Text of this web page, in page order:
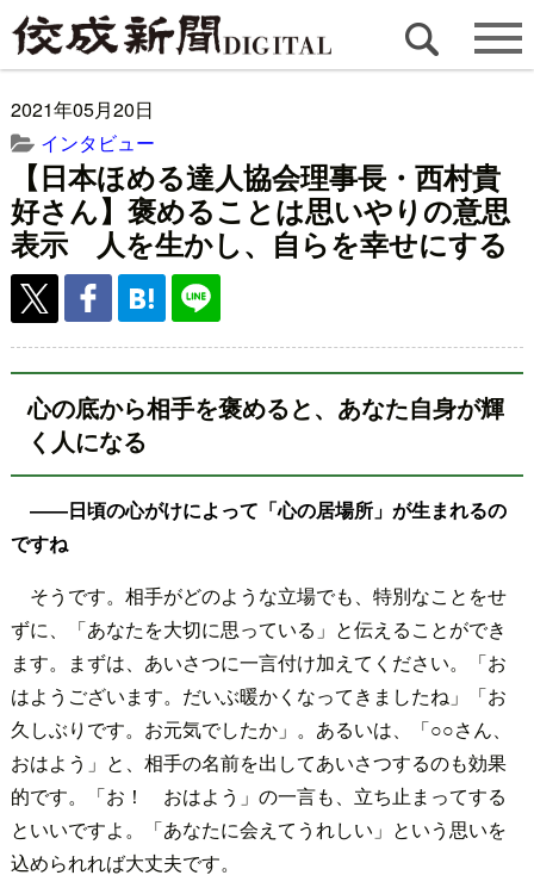
2021年05月20日
インタビュー
【日本ほめる達人協会理事長・西村貴
好さん】褒めることは思いやりの意思
表示 人を生かし、自らを幸せにする
心の底から相手を褒めると、あなた自身が輝
く人になる
――日頃の心がけによって「心の居場所」が生まれるの
ですね
そうです。相手がどのような立場でも、特別なことをせ
ずに、「あなたを大切に思っている」と伝えることができ
ます。まずは、あいさつに一言付け加えてください。「お
はようございます。だいぶ暖かくなってきましたね」「お
久しぶりです。お元気でしたか」。あるいは、「○○さん、
おはよう」と、相手の名前を出してあいさつするのも効果
的です。「お！ おはよう」の一言も、立ち止まってする
といいですよ。「あなたに会えてうれしい」という思いを
込められれば大丈夫です。